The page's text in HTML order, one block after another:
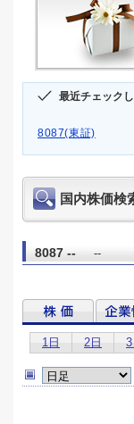
最近チェック
8087(東証)